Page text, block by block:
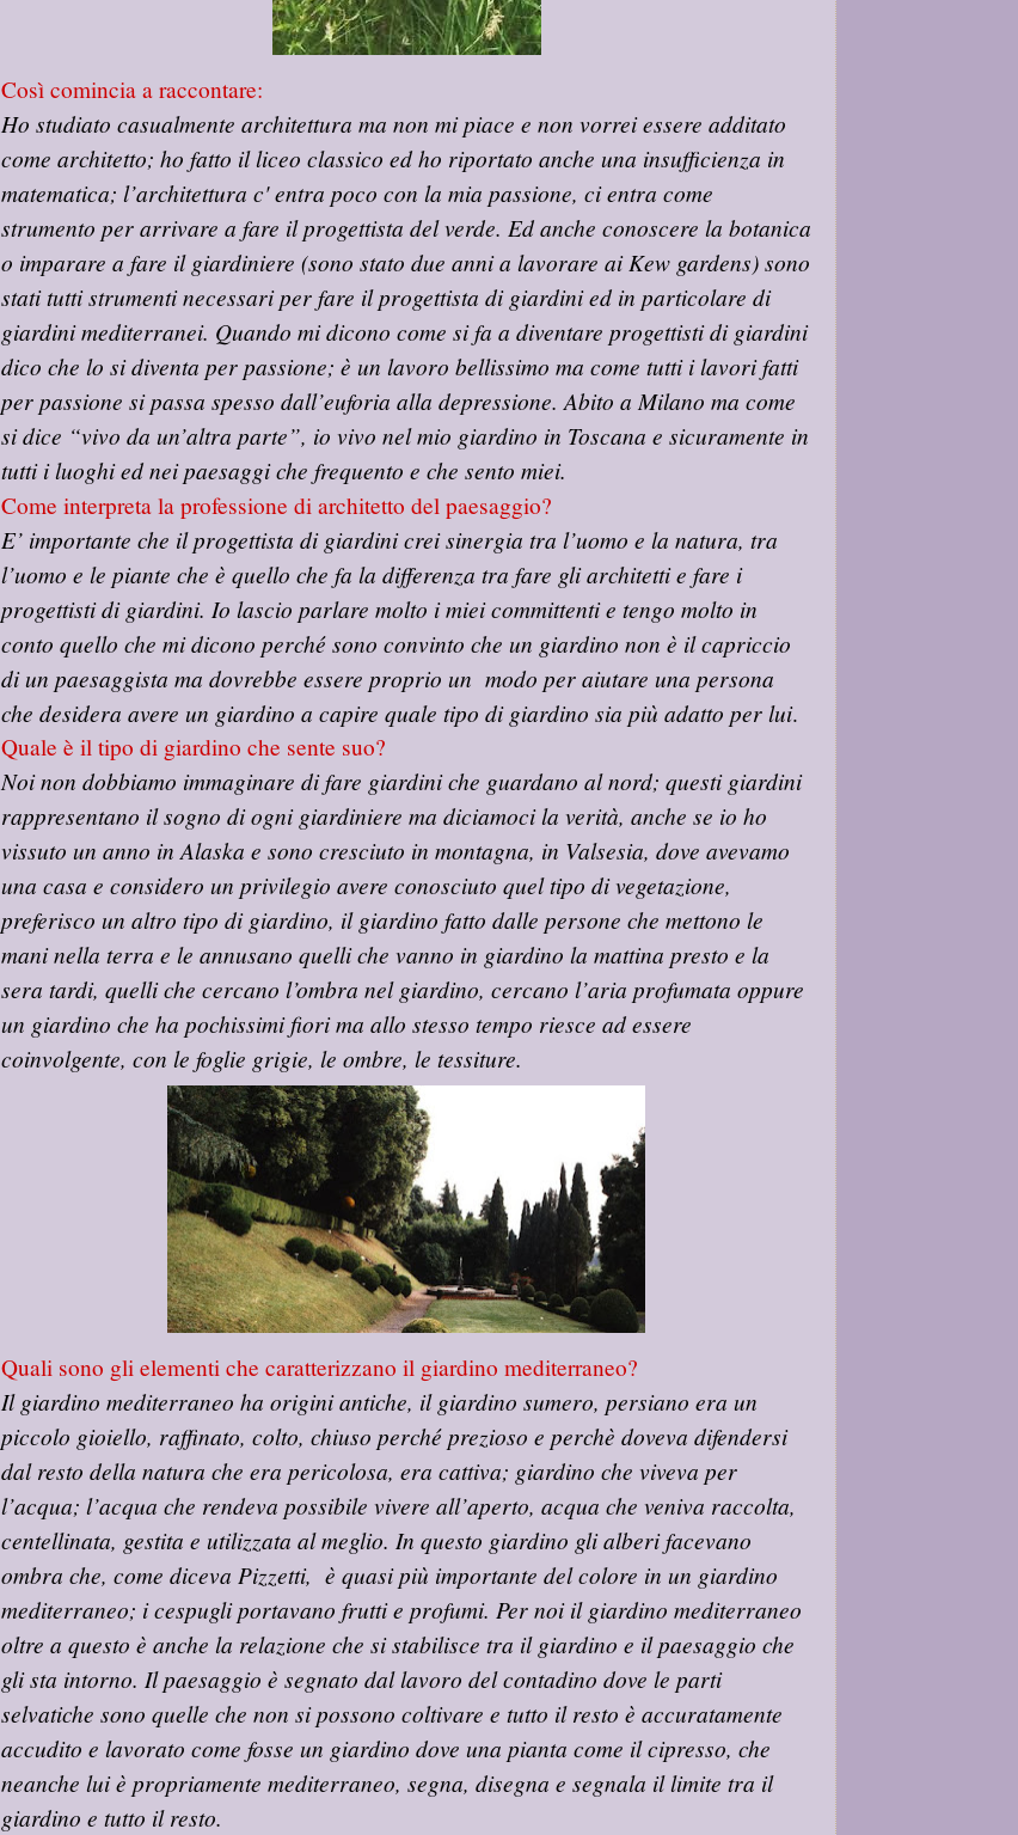
Così comincia a raccontare:
Ho studiato casualmente architettura ma non mi piace e non vorrei essere additato
come architetto; ho fatto il liceo classico ed ho riportato anche una insufficienza in
matematica; l’architettura c' entra poco con la mia passione, ci entra come
strumento per arrivare a fare il progettista del verde. Ed anche conoscere la botanica
o imparare a fare il giardiniere (sono stato due anni a lavorare ai Kew gardens) sono
stati tutti strumenti necessari per fare il progettista di giardini ed in particolare di
giardini mediterranei. Quando mi dicono come si fa a diventare progettisti di giardini
dico che lo si diventa per passione; è un lavoro bellissimo ma come tutti i lavori fatti
per passione si passa spesso dall’euforia alla depressione. Abito a Milano ma come
si dice “vivo da un’altra parte”, io vivo nel mio giardino in Toscana e sicuramente in
tutti i luoghi ed nei paesaggi che frequento e che sento miei.
Come interpreta la professione di architetto del paesaggio?
E’ importante che il progettista di giardini crei sinergia tra l’uomo e la natura, tra
l’uomo e le piante che è quello che fa la differenza tra fare gli architetti e fare i
progettisti di giardini. Io lascio parlare molto i miei committenti e tengo molto in
conto quello che mi dicono perché sono convinto che un giardino non è il capriccio
di un paesaggista ma dovrebbe essere proprio un modo per aiutare una persona
che desidera avere un giardino a capire quale tipo di giardino sia più adatto per lui.
Quale è il tipo di giardino che sente suo?
Noi non dobbiamo immaginare di fare giardini che guardano al nord; questi giardini
rappresentano il sogno di ogni giardiniere ma diciamoci la verità, anche se io ho
vissuto un anno in Alaska e sono cresciuto in montagna, in Valsesia, dove avevamo
una casa e considero un privilegio avere conosciuto quel tipo di vegetazione,
preferisco un altro tipo di giardino, il giardino fatto dalle persone che mettono le
mani nella terra e le annusano quelli che vanno in giardino la mattina presto e la
sera tardi, quelli che cercano l’ombra nel giardino, cercano l’aria profumata oppure
un giardino che ha pochissimi fiori ma allo stesso tempo riesce ad essere
coinvolgente, con le foglie grigie, le ombre, le tessiture.
Quali sono gli elementi che caratterizzano il giardino mediterraneo?
Il giardino mediterraneo ha origini antiche, il giardino sumero, persiano era un
piccolo gioiello, raffinato, colto, chiuso perché prezioso e perchè doveva difendersi
dal resto della natura che era pericolosa, era cattiva; giardino che viveva per
l’acqua; l’acqua che rendeva possibile vivere all’aperto, acqua che veniva raccolta,
centellinata, gestita e utilizzata al meglio. In questo giardino gli alberi facevano
ombra che, come diceva Pizzetti, è quasi più importante del colore in un giardino
mediterraneo; i cespugli portavano frutti e profumi. Per noi il giardino mediterraneo
oltre a questo è anche la relazione che si stabilisce tra il giardino e il paesaggio che
gli sta intorno. Il paesaggio è segnato dal lavoro del contadino dove le parti
selvatiche sono quelle che non si possono coltivare e tutto il resto è accuratamente
accudito e lavorato come fosse un giardino dove una pianta come il cipresso, che
neanche lui è propriamente mediterraneo, segna, disegna e segnala il limite tra il
giardino e tutto il resto.